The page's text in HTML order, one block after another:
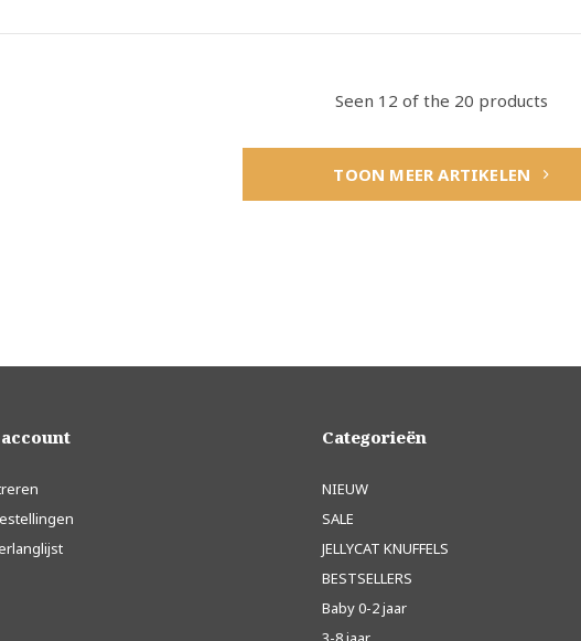
Seen 12 of the 20 products
TOON MEER ARTIKELEN
Categorieën
NIEUW
SALE
JELLYCAT KNUFFELS
BESTSELLERS
Baby 0-2 jaar